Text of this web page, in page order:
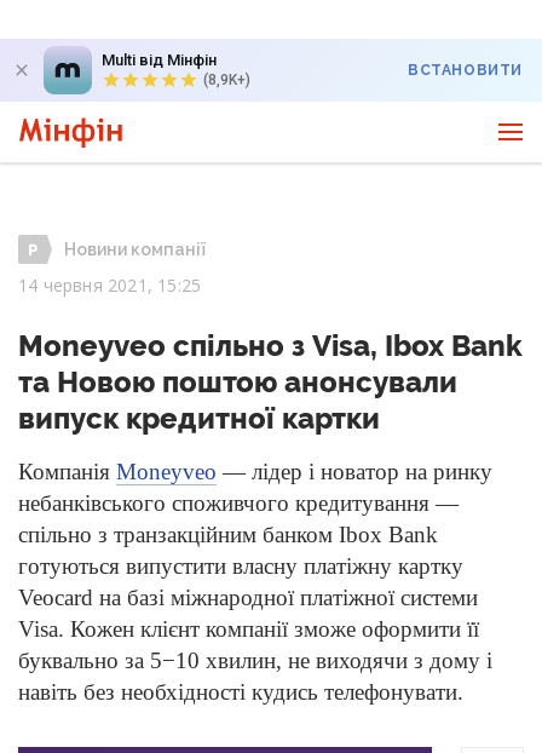
Multi від Мінфін
(8,9K+)
ВСТАНОВИТИ
Новини компанії
14 червня 2021, 15:25
Moneyveo спільно з Visa, Ibox Bank
та Новою поштою анонсували
випуск кредитної картки
Компанія Moneyveo — лідер і новатор на ринку
небанківського споживчого кредитування —
спільно з транзакційним банком Ibox Bank
готуються випустити власну платіжну картку
Veocard на базі міжнародної платіжної системи
Visa. Кожен клієнт компанії зможе оформити її
буквально за 5−10 хвилин, не виходячи з дому і
навіть без необхідності кудись телефонувати.